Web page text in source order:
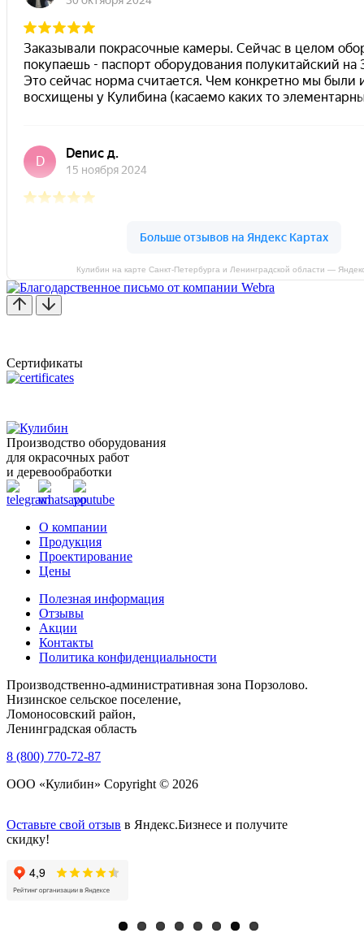
Кулибин на карте Санкт‑Петербурга и Ленинградской области —
Сертификаты
Производство оборудования
для окрасочных работ
и деревообработки
О компании
Продукция
Проектирование
Цены
Полезная информация
Отзывы
Акции
Контакты
Политика конфиденциальности
Производственно-административная зона Порзолово.
Низинское сельское поселение,
Ломоносовский район,
Ленинградская область
8 (800) 770-72-87
ООО «Кулибин» Copyright © 2026
Оставьте свой отзыв в Яндекс.Бизнесе и получите
скидку!